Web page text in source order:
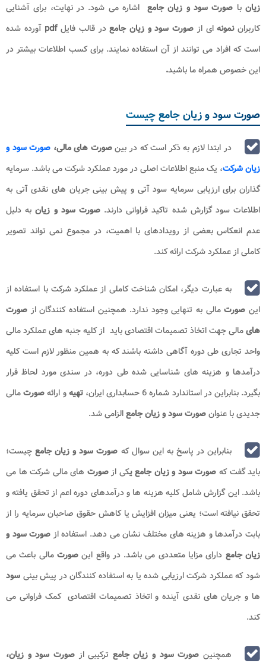
زیانبا صورت سود و زیان جامع اشاره می شود. در نهایت، برای آشنایی
کاربراننمونهای از صورت سود و زیان جامعدر قالب فایلpdf آورده شده
است که افراد می توانند از آن استفاده نمایند. برای کسب اطلاعات بیشتر در
این خصوص همراه ما باشید.
صورت سود و زیان جامع چیست
در ابتدا لازم به ذکر است که در بینصورت های مالی، صورت سود و
زیان شرکت، یک منبع اطلاعات اصلی در مورد عملکرد شرکت می باشد. سرمایه
گذاران برای ارزیابی سرمایه سود آتی و پیش بینی جریان های نقدی آتی به
اطلاعات سود گزارش شده تاکید فراوانی دارند.صورت سود و زیانبه دلیل
عدم انعکاس بعضی از رویدادهای با اهمیت، در مجموع نمی تواند تصویر
کاملی از عملکرد شرکت ارائه کند.
به عبارت دیگر، امکان شناخت کاملی از عملکرد شرکت با استفاده از
این صورتمالی به تنهایی وجود ندارد. همچنین استفاده کنندگان از صورت
هایمالی جهت اتخاذ تصمیمات اقتصادی باید از کلیه جنبه های عملکرد مالی
واحد تجاری طی دوره آگاهی داشته باشند که به همین منظور لازم است کلیه
درآمدها و هزینه های شناسایی شده طی دوره، در سندی مورد لحاظ قرار
بگیرد. بنابراین در استاندارد شماره 6 حسابداری ایران،
تهیهو ارائهصورتمالی
جدیدی با عنوانصورت سود و زیان جامعالزامی شد.
بنابراین در پاسخ به این سوال که صورت سود و زیان جامعچیست؛
باید گفت که صورت سود و زیان جامع یکی ازصورت های مالی شرکت ها می
باشد. این گزارش شامل کلیه هزینه ها و درآمدهای دوره اعم از تحقق یافته و
تحقق نیافته است؛ یعنی میزان افزایش یا کاهش حقوق صاحبان سرمایه را از
بابت درآمدها و هزینه های مختلف نشان می دهد. استفاده از صورت سود و
زیان جامع دارای مزایا متعددی می باشد. در واقع اینصورتمالی باعث می
شود که عملکرد شرکت ارزیابی شده یا به استفاده کنندگان در پیش بینی سود
ها و جریان های نقدی آینده و اتخاذ تصمیمات اقتصادی کمک فراوانی می
کند.
همچنین صورت سود و زیان جامع ترکیبی ازصورت سود و زیان،